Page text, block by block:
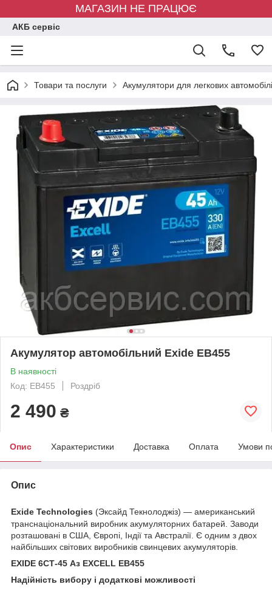
МАГАЗИН НЕ ПРАЦЮЄ
АКБ сервіс
Товари та послуги Акумулятори для легкових
Акумулятор автомобільний Exide EB455
В наявності
Код: EB455
Роздріб
2 490 ₴
Опис Характеристики Доставка Оплата Умови
Опис
Exide Technologies (Эксайд Текнолоджіз) — американський
транснаціональний виробник акумуляторних батарей. Заводи
розташовані в США, Європі, Індії та Австралії. Є одним з двох
найбільших світових виробників свинцевих акумуляторів.
EXIDE 6СТ-45 Аз EXCELL EB455
Надійність вибору і додаткові можливості